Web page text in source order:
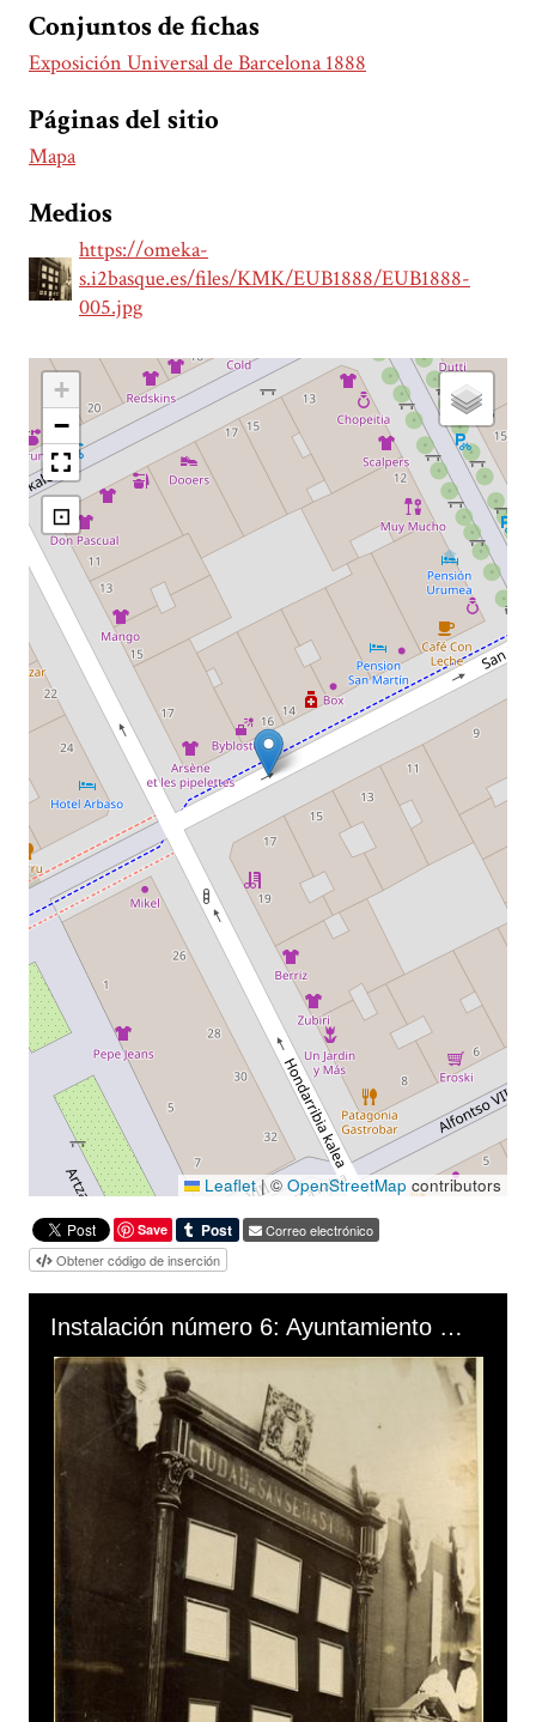
Conjuntos de fichas
Exposición Universal de Barcelona 1888
Páginas del sitio
Mapa
Medios
https://omeka-
s.i2basque.es/files/KMK/EUB1888/EUB1888-
005.jpg
+
−
⊡
Leaflet |© OpenStreetMap contributors
Save
Correo electrónico
Obtener código de inserción
Media Viewer Instalación número 6: Ayuntamiento de San Sebastián